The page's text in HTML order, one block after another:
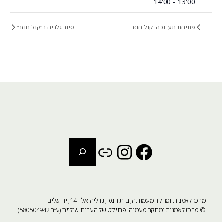
פתיחת תערוכה: קול חוזר סיור גלריה ב״קול חוזר״
מרכז לאמנות ומחקר מעמותה, בית הנסן, גדליה אלון 14, ירושלים
© מרכז לאמנות ומחקר מעמוה. פרויקט של הערות שוליים (ע״ר 580504942).
Facebook
Instagram
Link